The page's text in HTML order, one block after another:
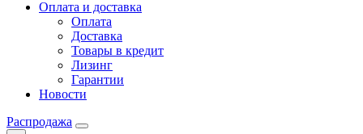
Оплата и доставка
Оплата
Доставка
Товары в кредит
Лизинг
Гарантии
Новости
Распродажа